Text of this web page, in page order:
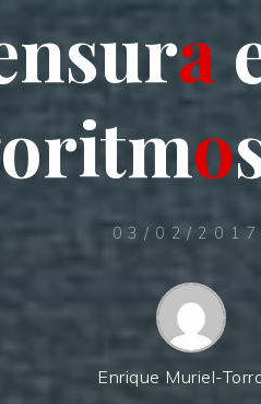
nsura
oritmo
03/02/2017
Enrique Muriel-